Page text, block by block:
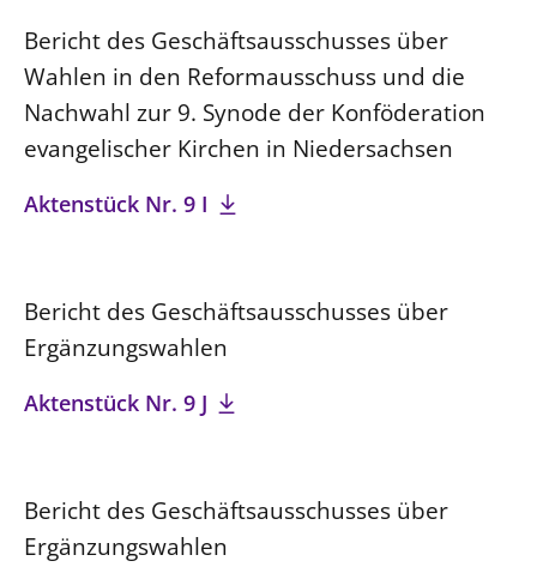
Bericht des Geschäftsausschusses über
Wahlen in den Reformausschuss und die
Nachwahl zur 9. Synode der Konföderation
evangelischer Kirchen in Niedersachsen
Aktenstück Nr. 9 I
Bericht des Geschäftsausschusses über
Ergänzungswahlen
Aktenstück Nr. 9 J
Bericht des Geschäftsausschusses über
Ergänzungswahlen